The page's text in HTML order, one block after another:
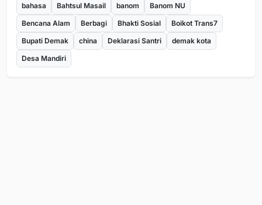
bahasa
Bahtsul Masail banom
Banom NU
Bencana Alam
Berbagi Bhakti Sosial
Boikot Trans7
Bupati Demak
china Deklarasi Santri
demak kota
Desa Mandiri